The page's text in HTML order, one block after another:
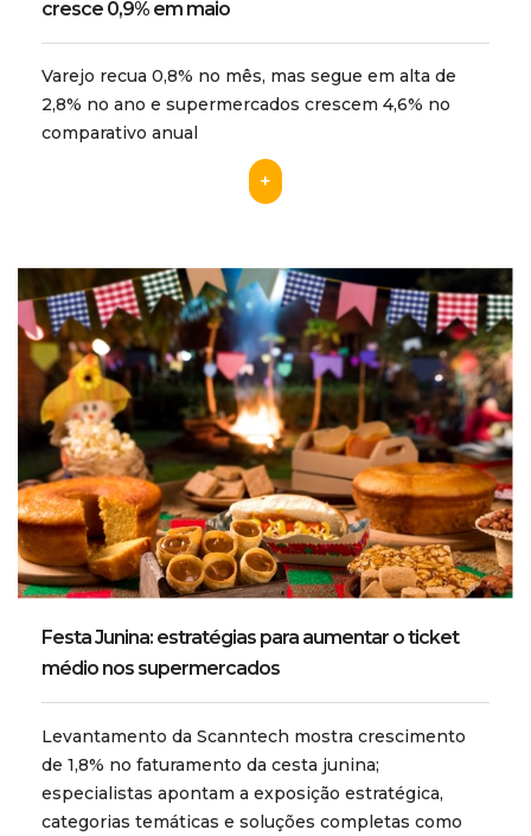
cresce 0,9% em maio
Varejo recua 0,8% no mês, mas segue em alta de
2,8% no ano e supermercados crescem 4,6% no
comparativo anual
+
Festa Junina: estratégias para aumentar o ticket
médio nos supermercados
Levantamento da Scanntech mostra crescimento
de 1,8% no faturamento da cesta junina;
especialistas apontam a exposição estratégica,
categorias temáticas e soluções completas como